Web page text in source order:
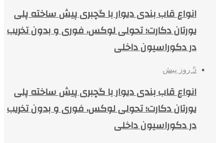
انواع قاب بندی دیوار با گچبری پیش ساخته پلی
یورتان دکارت؛ تحولی لوکس، فوری و بدون تخریب
در دکوراسیون داخلی
5 روز پیش
انواع قاب بندی دیوار با گچبری پیش ساخته پلی
یورتان دکارت؛ تحولی لوکس، فوری و بدون تخریب
در دکوراسیون داخلی